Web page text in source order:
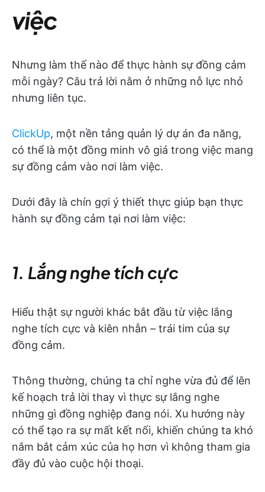
việc
Nhưng làm thế nào để thực hành sự đồng cảm
mỗi ngày? Câu trả lời nằm ở những nỗ lực nhỏ
nhưng liên tục.
ClickUp, một nền tảng quản lý dự án đa năng,
có thể là một đồng minh vô giá trong việc mang
sự đồng cảm vào nơi làm việc.
Dưới đây là chín gợi ý thiết thực giúp bạn thực
hành sự đồng cảm tại nơi làm việc:
1. Lắng nghe tích cực
Hiểu thật sự người khác bắt đầu từ việc lắng
nghe tích cực và kiên nhẫn – trái tim của sự
đồng cảm.
Thông thường, chúng ta chỉ nghe vừa đủ để lên
kế hoạch trả lời thay vì thực sự lắng nghe
những gì đồng nghiệp đang nói. Xu hướng này
có thể tạo ra sự mất kết nối, khiến chúng ta khó
nắm bắt cảm xúc của họ hơn vì không tham gia
đầy đủ vào cuộc hội thoại.